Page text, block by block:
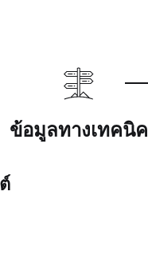
ข้อมูลทางเทคนิค